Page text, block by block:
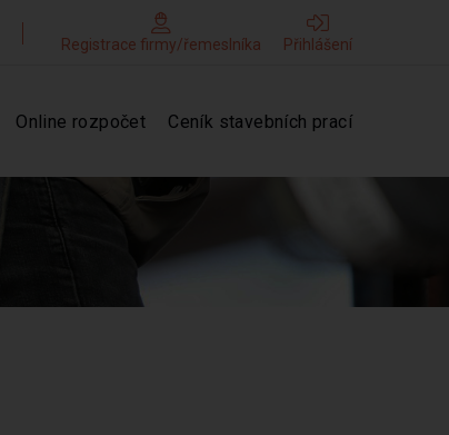
Registrace firmy/řemeslníka Přihlášení
Online rozpočet Ceník stavebních prací